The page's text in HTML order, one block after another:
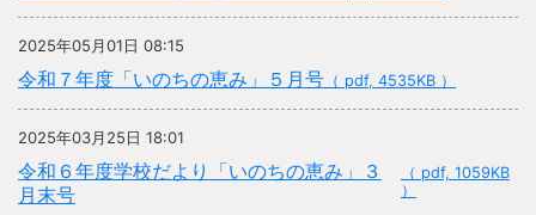
2025年05月01日 08:15
令和７年度「いのちの恵み」５月号 （ pdf, 4535KB ）
2025年03月25日 18:01
令和６年度学校だより「いのちの恵み」３
月末号
（ pdf, 1059KB
）